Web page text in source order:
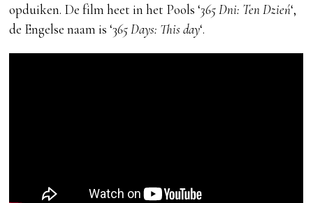
opduiken. De film heet in het Pools ‘365 Dni: Ten Dzień‘,
de Engelse naam is ‘365 Days: This day‘.